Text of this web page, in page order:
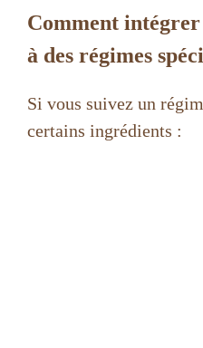
Comment intégrer
à des régimes
Si vous suivez un
certains ingrédients :